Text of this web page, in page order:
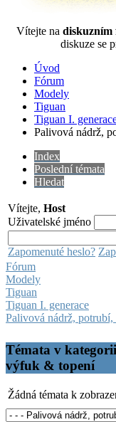
Vítejte na diskuzním
diskuze se
Úvod
Fórum
Modely
Tiguan
Tiguan I.
Palivová nádrž,
Index
Poslední témata
Hledat
Vítejte, Host
Uživatelské jméno
Zapomenuté heslo?
Fórum
Modely
Tiguan
Tiguan I. generace
Palivová nádrž,
Témata v
výfuk & topení
Žádná témata k